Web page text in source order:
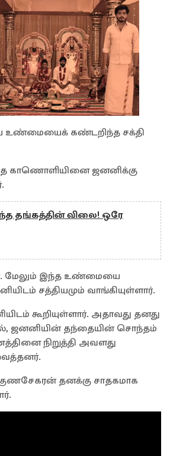
உண்மையைக் கண்டறிந்த சக்தி
காணொளியினை ஜனனிக்கு
தங்கத்தின் விலை! ஒரே
மேலும் இந்த உண்மையை
சத்தியமும் வாங்கியுள்ளார்.
கூறியுள்ளார். அதாவது தனது
ஜனனியின் தந்தையின் சொந்தம்
நிறுத்தி அவளது
தனக்கு சாதகமாக